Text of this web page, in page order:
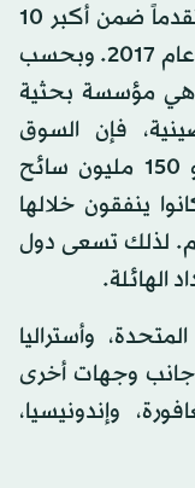
ويشار إلى أن الصين احتلت ترتيباً متقدماً ضمن أكبر 10
أسواق مصدرة للسياحة إلى مصر في عام 2017. وبحسب
وهي مؤسسة بحثية
فإن السوق
السياحية الصينية، كانت تُصَدّر نحو 150 مليون سائح
ينفقون خلالها
بلادهم. لذلك تسعى دول
الهائلة.
وأستراليا
جانب وجهات أخرى
وإندونيسيا،